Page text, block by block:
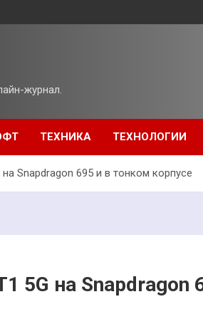
журнал.
ТЕХНИКА ТЕХНОЛОГИИ
Snapdragon 695 и в тонком корпусе
5G на Snapdragon